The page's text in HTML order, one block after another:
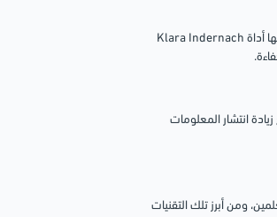
تُستخدم تقنيات الذكاء الاصطناعي في إنشاء النصوص والتقارير الإخبارية على أعلى مستوى من الجودة، ومن أمثلتها أداة Klara Indernach
انتشار المعلومات
ومن أبرز تلك التقنيات